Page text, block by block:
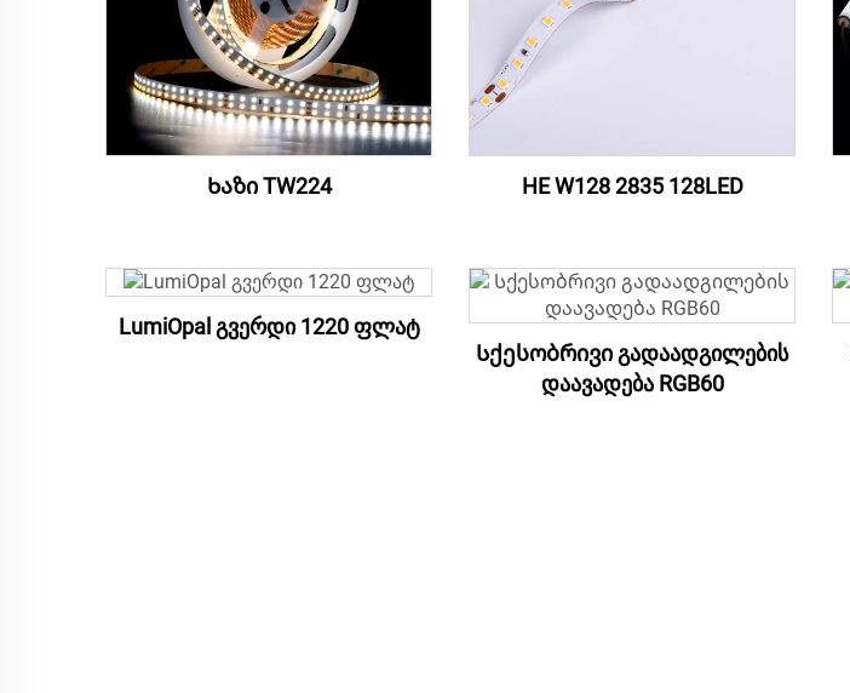
Ხაზი TW224 HE W128 2835 128LED
LumiOpal გვერდი 1220 ფლატ
Სქესობრივი გადაადგილების
დაავადება RGB60